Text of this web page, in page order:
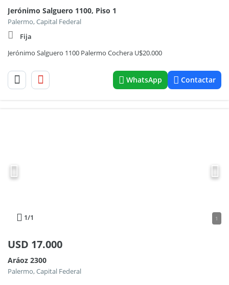
Jerónimo Salguero 1100, Piso 1
Palermo, Capital Federal
Fija
Jerónimo Salguero 1100 Palermo Cochera U$20.000
WhatsApp Contactar
1/1 1
USD 17.000
Aráoz 2300
Palermo, Capital Federal